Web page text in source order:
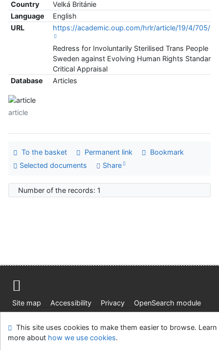
Country
Velká Británie
Language
English
URL
https://academic.oup.com/hrlr/article/19/4/705/
Redress for Involuntarily Sterilised Trans People in
Sweden against Evolving Human Rights
Critical Appraisal
Database
Articles
article
To the basket Permanent link
Bookmark
Selected documents
Share
Number of the records: 1
Site map Accessibility Privacy
OpenSearch module
Ústavní soud, IČO: 48513687, se sídlem Joštova 625/8,
This site uses cookies to make them easier to browse. Learn
more about how we use cookies.